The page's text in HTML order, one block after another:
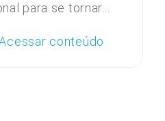
para se tornar...
conteúdo